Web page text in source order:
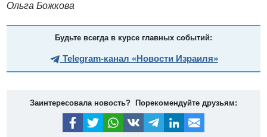
Ольга Божкова
Будьте всегда в курсе главных событий:
Telegram-канал «Новости Израиля»
Заинтересовала новость? Порекомендуйте друзьям: